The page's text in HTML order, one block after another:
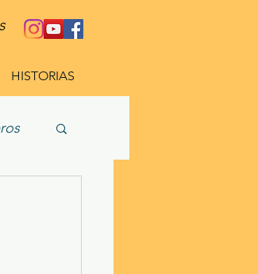
HISTORIAS